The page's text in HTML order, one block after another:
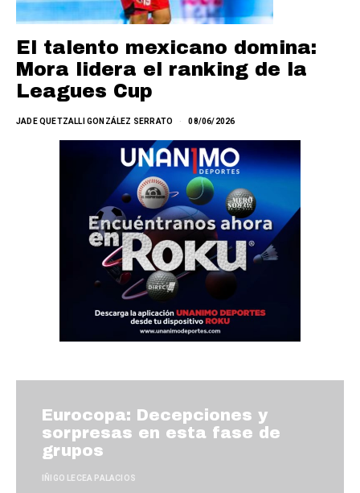
El talento mexicano domina:
Mora lidera el ranking de la
Leagues Cup
JADE QUETZALLI GONZÁLEZ SERRATO 08/06/2026
Eurocopa: Decepciones y
sorpresas en esta fase de
grupos
IÑIGO LECEA PALACIOS